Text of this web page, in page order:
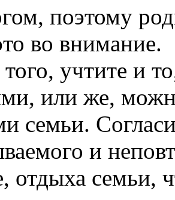
поэтому
во внимание.
учтите и
или же,
семьи.
и
отдыха семьи,